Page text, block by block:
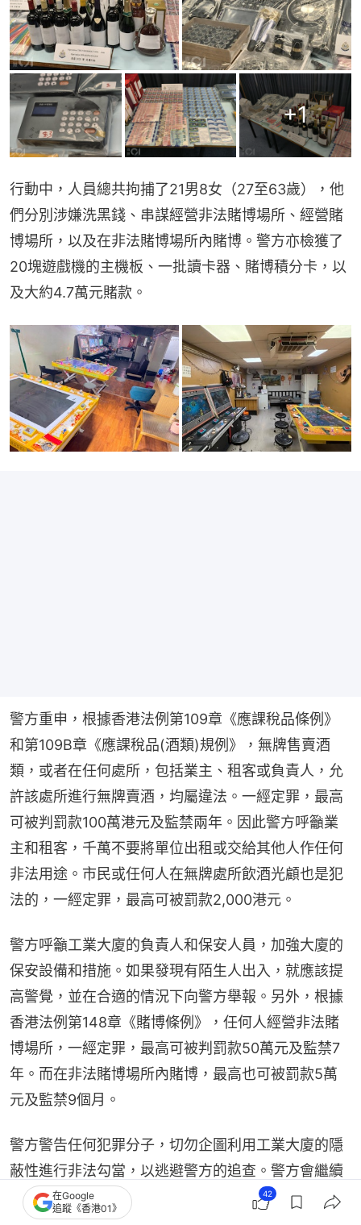
+1
行動中，人員總共拘捕了21男8女（27至63歲），他
們分別涉嫌洗黑錢、串謀經營非法賭博場所、經營賭
博場所，以及在非法賭博場所內賭博。警方亦檢獲了
20塊遊戲機的主機板、一批讀卡器、賭博積分卡，以
及大約4.7萬元賭款。
警方重申，根據香港法例第109章《應課稅品條例》
和第109B章《應課稅品(酒類)規例》，無牌售賣酒
類，或者在任何處所，包括業主、租客或負責人，允
許該處所進行無牌賣酒，均屬違法。一經定罪，最高
可被判罰款100萬港元及監禁兩年。因此警方呼籲業
主和租客，千萬不要將單位出租或交給其他人作任何
非法用途。市民或任何人在無牌處所飲酒光顧也是犯
法的，一經定罪，最高可被罰款2,000港元。
警方呼籲工業大廈的負責人和保安人員，加強大廈的
保安設備和措施。如果發現有陌生人出入，就應該提
高警覺，並在合適的情況下向警方舉報。另外，根據
香港法例第148章《賭博條例》，任何人經營非法賭
博場所，一經定罪，最高可被判罰款50萬元及監禁7
年。而在非法賭博場所內賭博，最高也可被罰款5萬
元及監禁9個月。
警方警告任何犯罪分子，切勿企圖利用工業大廈的隱
蔽性進行非法勾當，以逃避警方的追查。警方會繼續
採取靈活、情報主導以及跨部門的執法行動，全方位
在Google
追蹤《香港01》
42